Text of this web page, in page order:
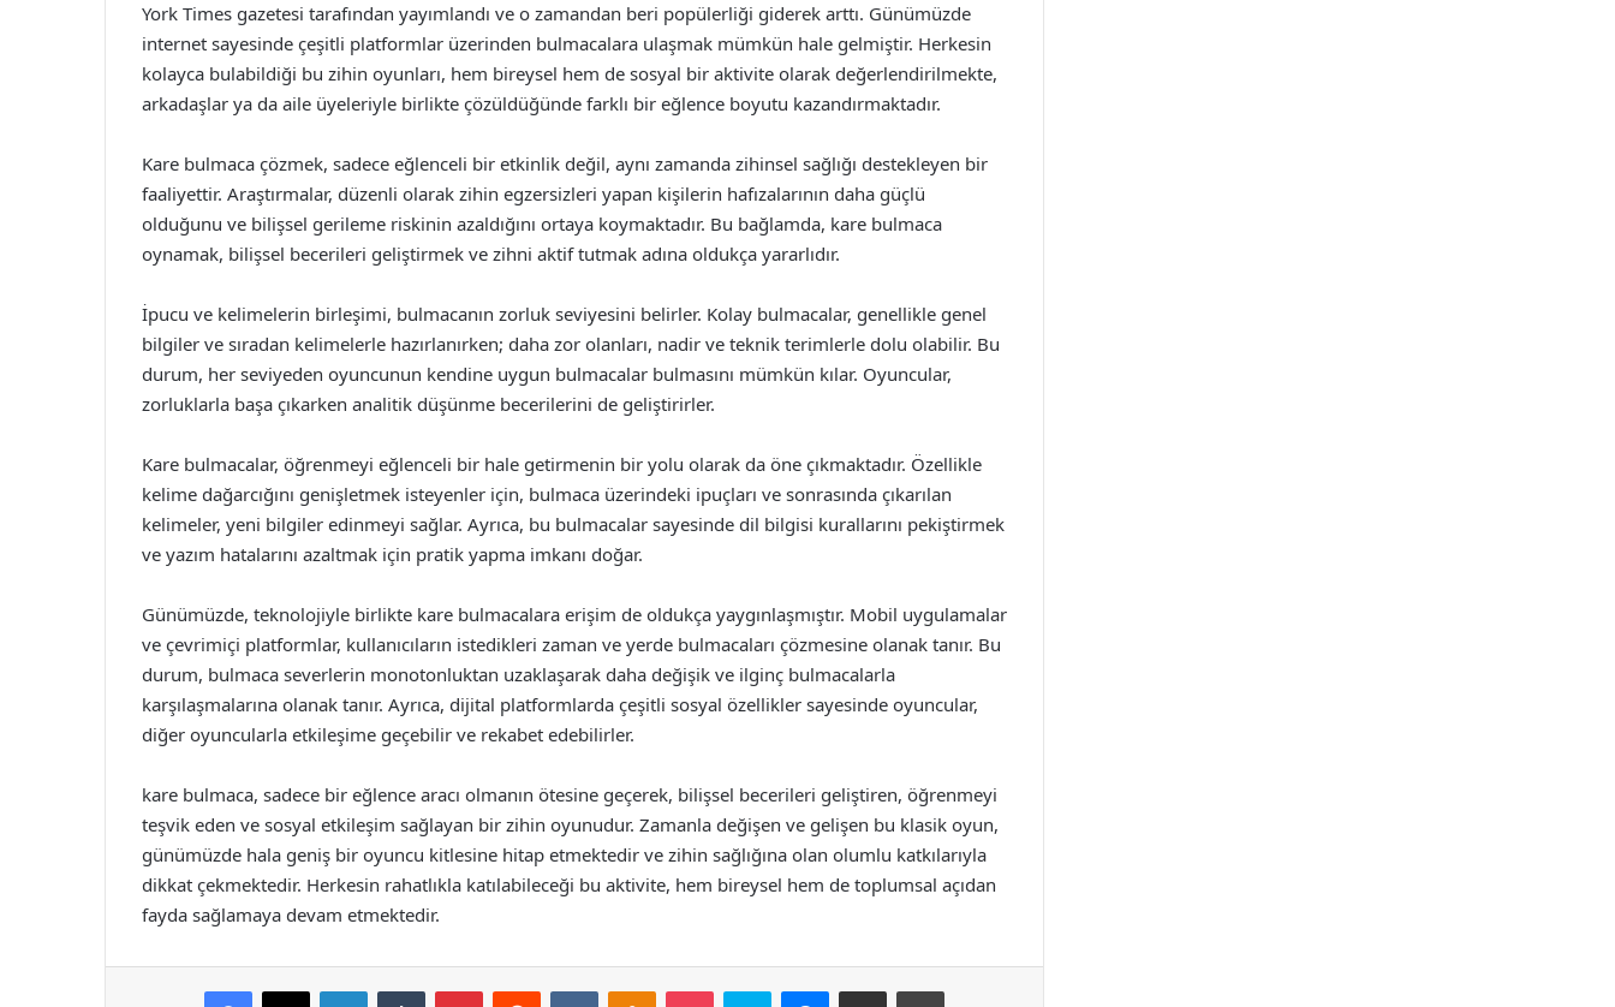
York Times gazetesi tarafından yayımlandı ve o zamandan beri popülerliği giderek arttı. Günümüzde
internet sayesinde çeşitli platformlar üzerinden bulmacalara ulaşmak mümkün hale gelmiştir. Herkesin
kolayca bulabildiği bu zihin oyunları, hem bireysel hem de sosyal bir aktivite olarak değerlendirilmekte,
arkadaşlar ya da aile üyeleriyle birlikte çözüldüğünde farklı bir eğlence boyutu kazandırmaktadır.
Kare bulmaca çözmek, sadece eğlenceli bir etkinlik değil, aynı zamanda zihinsel sağlığı destekleyen bir
faaliyettir. Araştırmalar, düzenli olarak zihin egzersizleri yapan kişilerin hafızalarının daha güçlü
olduğunu ve bilişsel gerileme riskinin azaldığını ortaya koymaktadır. Bu bağlamda, kare bulmaca
oynamak, bilişsel becerileri geliştirmek ve zihni aktif tutmak adına oldukça yararlıdır.
İpucu ve kelimelerin birleşimi, bulmacanın zorluk seviyesini belirler. Kolay bulmacalar, genellikle genel
bilgiler ve sıradan kelimelerle hazırlanırken; daha zor olanları, nadir ve teknik terimlerle dolu olabilir. Bu
durum, her seviyeden oyuncunun kendine uygun bulmacalar bulmasını mümkün kılar. Oyuncular,
zorluklarla başa çıkarken analitik düşünme becerilerini de geliştirirler.
Kare bulmacalar, öğrenmeyi eğlenceli bir hale getirmenin bir yolu olarak da öne çıkmaktadır. Özellikle
kelime dağarcığını genişletmek isteyenler için, bulmaca üzerindeki ipuçları ve sonrasında çıkarılan
kelimeler, yeni bilgiler edinmeyi sağlar. Ayrıca, bu bulmacalar sayesinde dil bilgisi kurallarını pekiştirmek
ve yazım hatalarını azaltmak için pratik yapma imkanı doğar.
Günümüzde, teknolojiyle birlikte kare bulmacalara erişim de oldukça yaygınlaşmıştır. Mobil uygulamalar
ve çevrimiçi platformlar, kullanıcıların istedikleri zaman ve yerde bulmacaları çözmesine olanak tanır. Bu
durum, bulmaca severlerin monotonluktan uzaklaşarak daha değişik ve ilginç bulmacalarla
karşılaşmalarına olanak tanır. Ayrıca, dijital platformlarda çeşitli sosyal özellikler sayesinde oyuncular,
diğer oyuncularla etkileşime geçebilir ve rekabet edebilirler.
kare bulmaca, sadece bir eğlence aracı olmanın ötesine geçerek, bilişsel becerileri geliştiren, öğrenmeyi
teşvik eden ve sosyal etkileşim sağlayan bir zihin oyunudur. Zamanla değişen ve gelişen bu klasik oyun,
günümüzde hala geniş bir oyuncu kitlesine hitap etmektedir ve zihin sağlığına olan olumlu katkılarıyla
dikkat çekmektedir. Herkesin rahatlıkla katılabileceği bu aktivite, hem bireysel hem de toplumsal açıdan
fayda sağlamaya devam etmektedir.
Facebook
X LinkedInTumblr PinterestReddit VKontakteOdnoklassniki
Pocket Skype Messenger
E-Posta ile paylaş Yazdır